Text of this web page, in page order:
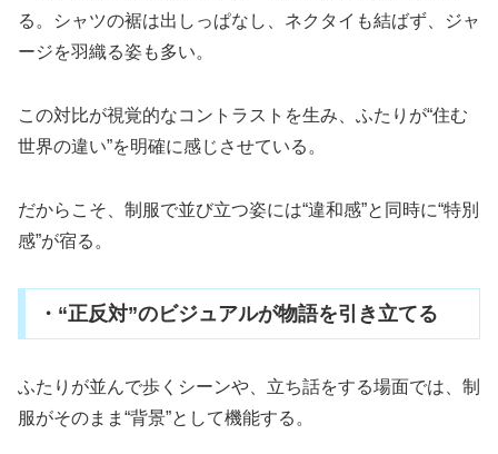
る。シャツの裾は出しっぱなし、ネクタイも結ばず、ジャ
ージを羽織る姿も多い。
この対比が視覚的なコントラストを生み、ふたりが“住む
世界の違い”を明確に感じさせている。
だからこそ、制服で並び立つ姿には“違和感”と同時に“特別
感”が宿る。
・“正反対”のビジュアルが物語を引き立てる
ふたりが並んで歩くシーンや、立ち話をする場面では、制
服がそのまま“背景”として機能する。